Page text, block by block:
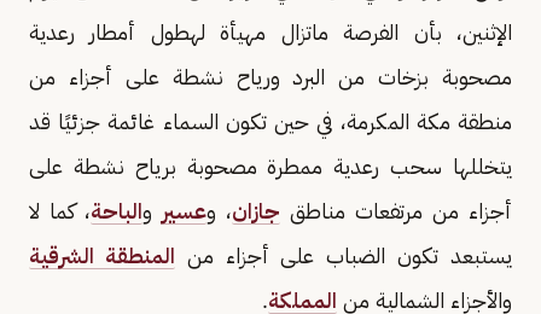
الإثنين، بأن الفرصة ماتزال مهيأة لهطول أمطار رعدية
مصحوبة بزخات من البرد ورياح نشطة على أجزاء من
منطقة مكة المكرمة، في حين تكون السماء غائمة جزئيًا قد
يتخللها سحب رعدية ممطرة مصحوبة برياح نشطة على
أجزاء من مرتفعات مناطق جازان، وعسير والباحة، كما لا
يستبعد تكون الضباب على أجزاء من المنطقة الشرقية
والأجزاء الشمالية من المملكة.